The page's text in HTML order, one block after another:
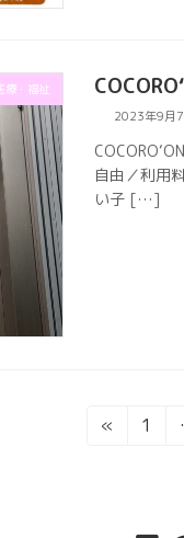
療・福祉
2023年9月
自由／利用
い子 […]
«
固
1